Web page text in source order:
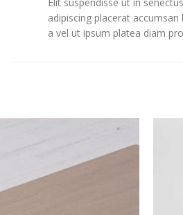
adipiscing placerat
a vel ut ipsum platea diam